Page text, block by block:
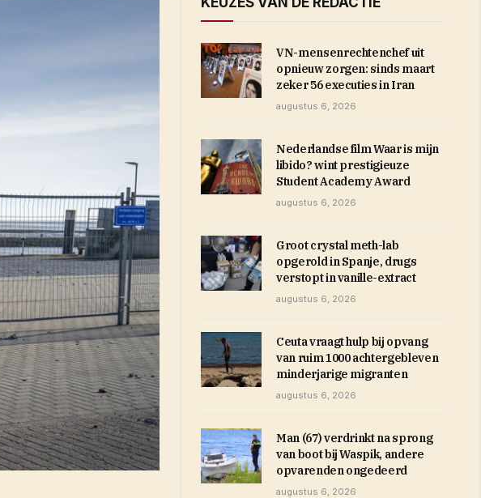
VN-mensenrechtenchef uit
opnieuw zorgen: sinds maart
zeker 56 executies in Iran
augustus 6, 2026
Nederlandse film Waar is mijn
libido? wint prestigieuze
Student Academy Award
augustus 6, 2026
Groot crystal meth-lab
opgerold in Spanje, drugs
verstopt in vanille-extract
augustus 6, 2026
Ceuta vraagt hulp bij opvang
van ruim 1000 achtergebleven
minderjarige migranten
augustus 6, 2026
Man (67) verdrinkt na sprong
van boot bij Waspik, andere
opvarenden ongedeerd
augustus 6, 2026